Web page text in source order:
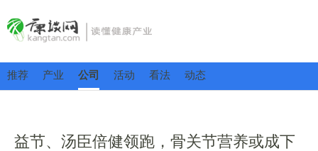
推荐 产业 公司 活动 看法 动态
益节、汤臣倍健领跑，骨关节营养或成下